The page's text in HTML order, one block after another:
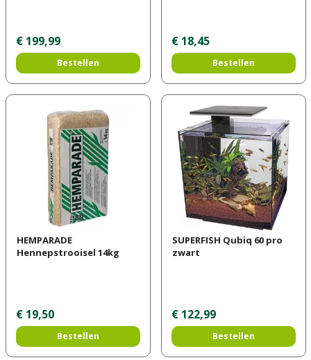
€ 199,99
Bestellen
€ 18,45
Bestellen
HEMPARADE
Hennepstrooisel 14kg
€ 19,50
Bestellen
SUPERFISH Qubiq 60 pro
zwart
€ 122,99
Bestellen